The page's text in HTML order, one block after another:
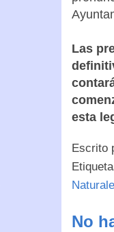
Las
esta
Escrito
No